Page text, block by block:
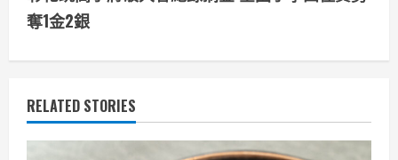
i
n
u
e
奪1金2銀
RELATED STORIES